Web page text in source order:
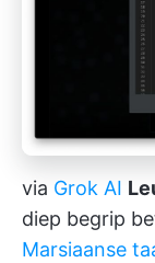
via Grok AI
diep begrip
Marsiaanse